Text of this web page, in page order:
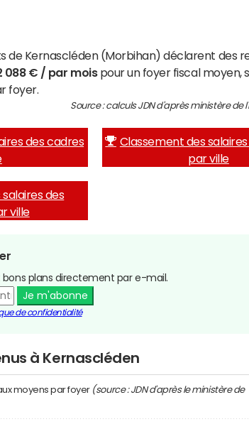
de Kernascléden (Morbihan) déclarent des
088 € / par moispour un foyer fiscal moyen,
foyer.
Source : calculs JDN d'après ministère de
des cadres
Classement des
par ville
des
ville
bons plans directement par e-mail.
Je m'abonne
de confidentialité
à Kernascléden
moyens par foyer (source : JDN d'après le ministère de